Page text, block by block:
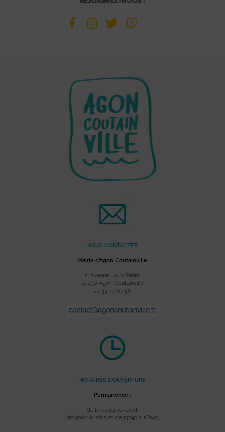
NOUS CONTACTER
Mairie d’Agon Coutainville
2, avenue Louis Périer
50230 Agon Coutainville
02 33 47 07 56
HORAIRES D’OUVERTURE
Permanence :
du lundi au vendredi
de 9h00 à 12h15 et de 13h45 à 16h45